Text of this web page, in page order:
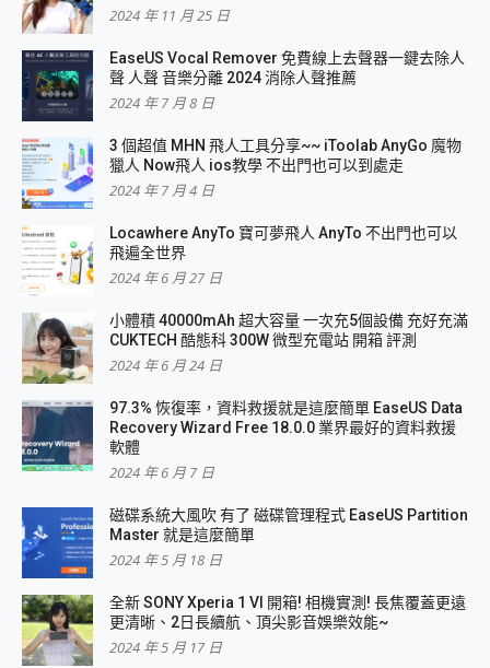
2024 年 11 月 25 日
EaseUS Vocal Remover 免費線上去聲器一鍵去除人
聲 人聲 音樂分離 2024 消除人聲推薦
2024 年 7 月 8 日
3 個超值 MHN 飛人工具分享~~ iToolab AnyGo 魔物
獵人 Now飛人 ios教學 不出門也可以到處走
2024 年 7 月 4 日
Locawhere AnyTo 寶可夢飛人 AnyTo 不出門也可以
飛遍全世界
2024 年 6 月 27 日
小體積 40000mAh 超大容量 一次充5個設備 充好充滿
CUKTECH 酷態科 300W 微型充電站 開箱 評測
2024 年 6 月 24 日
97.3% 恢復率，資料救援就是這麼簡單 EaseUS Data
Recovery Wizard Free 18.0.0 業界最好的資料救援
軟體
2024 年 6 月 7 日
磁碟系統大風吹 有了 磁碟管理程式 EaseUS Partition
Master 就是這麼簡單
2024 年 5 月 18 日
全新 SONY Xperia 1 VI 開箱! 相機實測! 長焦覆蓋更遠
更清晰、2日長續航、頂尖影音娛樂效能~
2024 年 5 月 17 日